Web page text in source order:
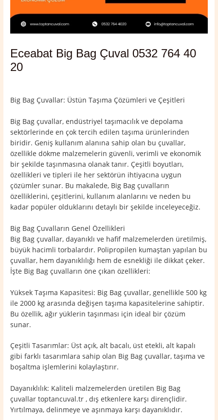
Eceabat Big Bag Çuval 0532 764 40
20
Big Bag Çuvallar: Üstün Taşıma Çözümleri ve Çeşitleri
Big Bag çuvallar, endüstriyel taşımacılık ve depolama
sektörlerinde en çok tercih edilen taşıma ürünlerinden
biridir. Geniş kullanım alanına sahip olan bu çuvallar,
özellikle dökme malzemelerin güvenli, verimli ve ekonomik
bir şekilde taşınmasına olanak tanır. Çeşitli boyutları,
özellikleri ve tipleri ile her sektörün ihtiyacına uygun
çözümler sunar. Bu makalede, Big Bag çuvalların
özelliklerini, çeşitlerini, kullanım alanlarını ve neden bu
kadar popüler olduklarını detaylı bir şekilde inceleyeceğiz.
Big Bag Çuvalların Genel Özellikleri
Big Bag çuvallar, dayanıklı ve hafif malzemelerden üretilmiş,
büyük hacimli torbalardır. Polipropilen kumaştan yapılan bu
çuvallar, hem dayanıklılığı hem de esnekliği ile dikkat çeker.
İşte Big Bag çuvalların öne çıkan özellikleri:
Yüksek Taşıma Kapasitesi: Big Bag çuvallar, genellikle 500 kg
ile 2000 kg arasında değişen taşıma kapasitelerine sahiptir.
Bu özellik, ağır yüklerin taşınması için ideal bir çözüm
sunar.
Çeşitli Tasarımlar: Üst açık, alt bacalı, üst etekli, alt kapalı
gibi farklı tasarımlara sahip olan Big Bag çuvallar, taşıma ve
boşaltma işlemlerini kolaylaştırır.
Dayanıklılık: Kaliteli malzemelerden üretilen Big Bag
çuvallar toptancuval.tr , dış etkenlere karşı dirençlidir.
Yırtılmaya, delinmeye ve aşınmaya karşı dayanıklıdır.